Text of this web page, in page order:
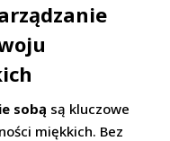
sobą są kluczowe
miękkich. Bez